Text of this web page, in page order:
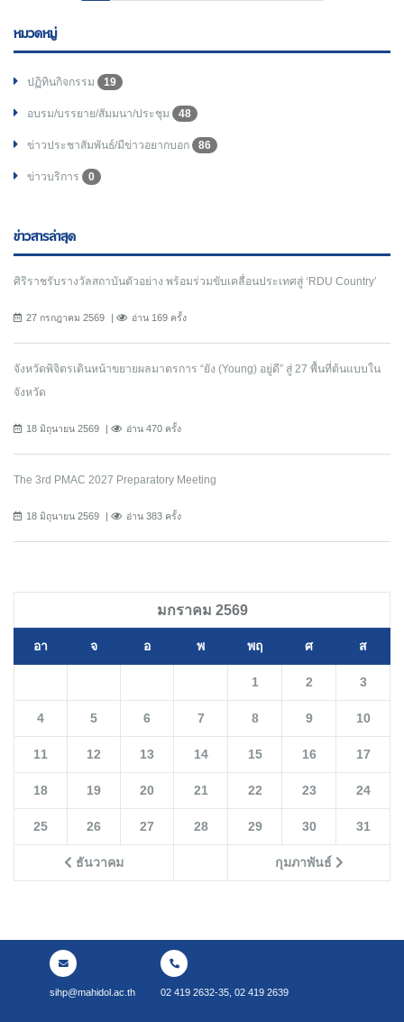
หมวดหมู่
ปฏิทินกิจกรรม 19
อบรม/บรรยาย/สัมมนา/ประชุม 48
ข่าวประชาสัมพันธ์/มีข่าวอยากบอก 86
ข่าวบริการ 0
ข่าวสารล่าสุด
ศิริราชรับรางวัลสถาบันตัวอย่าง พร้อมร่วมขับเคลื่อนประเทศสู่ ‘RDU Country’
27 กรกฎาคม 2569 อ่าน 169 ครั้ง
จังหวัดพิจิตรเดินหน้าขยายผลมาตรการ “ยัง (Young) อยู่ดี” สู่ 27 พื้นที่ต้นแบบใน
จังหวัด
18 มิถุนายน 2569 อ่าน 470 ครั้ง
The 3rd PMAC 2027 Preparatory Meeting
18 มิถุนายน 2569 อ่าน 383 ครั้ง
มกราคม 2569
อา จ อ พ พฤ ศ ส
ธันวาคม กุมภาพันธ์
1 2 3
4 5 6 7 8 9 10
11 12 13 14 15 16 17
18 19 20 21 22 23 24
25 26 27 28 29 30 31
sihp@mahidol.ac.th 02 419 2632-35, 02 419 2639